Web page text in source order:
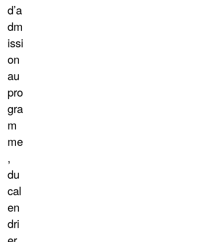
d’a
dm
issi
on
au
pro
gra
m
me
,
du
cal
en
dri